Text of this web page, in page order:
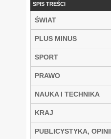
SPIS TREŚCI
ŚWIAT
PLUS MINUS
SPORT
PRAWO
NAUKA I TECHNIKA
KRAJ
PUBLICYSTYKA,